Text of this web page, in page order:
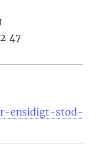
47
ensidigt-stod-